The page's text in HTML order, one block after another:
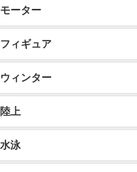
モーター
フィギュア
ウィンター
陸上
水泳